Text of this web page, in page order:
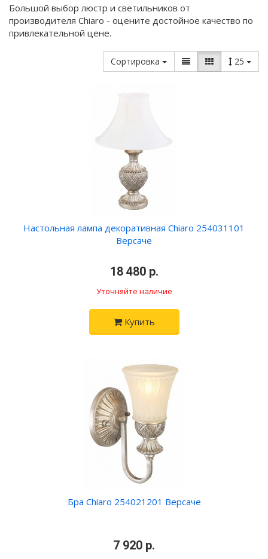
Большой выбор люстр и светильников от
производителя Chiaro - оцените достойное качество по
привлекательной цене.
Сортировка 25
Настольная лампа декоративная Chiaro 254031101
Версаче
18 480 р.
Уточняйте наличие
Купить
Бра Chiaro 254021201 Версаче
7 920 р.